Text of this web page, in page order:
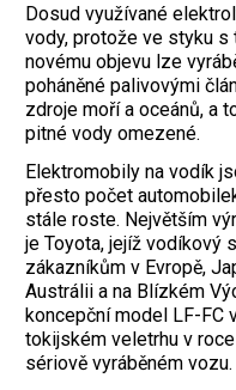
Dosud využívané
vody, protože ve styku s
novému objevu lze
poháněné palivovými
zdroje moří a oceánů, a
pitné vody omezené.
Elektromobily na vodík
přesto počet
stále roste. Největším
je Toyota, jejíž vodíkový
zákazníkům v Evropě,
Austrálii a na Blízkém
koncepční model LF-FC
tokijském veletrhu v
sériově vyráběném vozu.